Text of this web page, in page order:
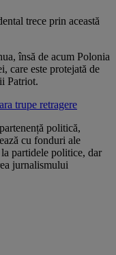
trece prin această
însă de acum Polonia
care este protejată de
Patriot.
trupe retragere
politică,
cu fonduri ale
partidele politice, dar
jurnalismului